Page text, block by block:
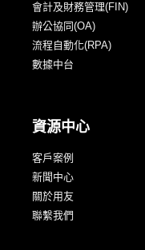
會計及財務管理(FIN)
辦公協同(OA)
流程自動化(RPA)
數據中台
資源中心
客戶案例
新聞中心
關於用友
聯繫我們